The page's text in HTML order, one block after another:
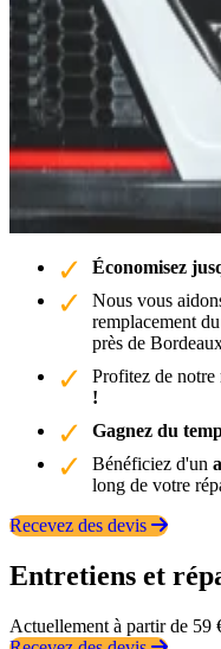
Économisez
Nous vous
remplacement
près de
Profitez de notre
!
Gagnez du
Bénéficiez d'un
long de votre
Recevez des devis
Entretiens et
Actuellement à partir de 59